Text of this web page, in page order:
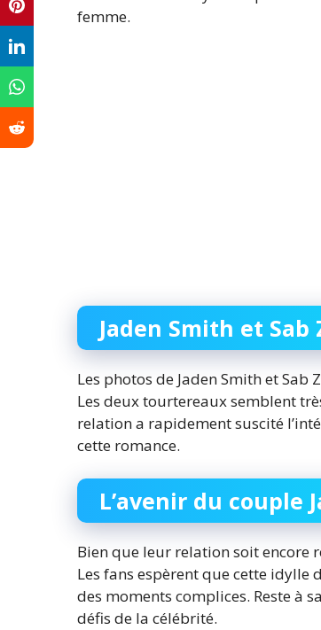
femme.
Jaden Smith et
Les photos de Jaden Smith et
Les deux tourtereaux semblent
relation a rapidement suscité
cette romance.
L’avenir du couple
Bien que leur relation soit encore
Les fans espèrent que cette
des moments complices. Reste à
défis de la célébrité.